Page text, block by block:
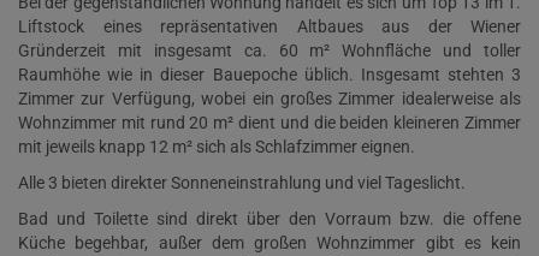
Liftstock eines repräsentativen Altbaues aus der Wiener
Gründerzeit mit insgesamt ca. 60 m² Wohnfläche und toller
Raumhöhe wie in dieser Bauepoche üblich. Insgesamt stehten 3
Zimmer zur Verfügung, wobei ein großes Zimmer idealerweise als
Wohnzimmer mit rund 20 m² dient und die beiden kleineren Zimmer
mit jeweils knapp 12 m² sich als Schlafzimmer eignen.
Alle 3 bieten direkter Sonneneinstrahlung und viel Tageslicht.
Bad und Toilette sind direkt über den Vorraum bzw. die offene
Küche begehbar, außer dem großen Wohnzimmer gibt es kein